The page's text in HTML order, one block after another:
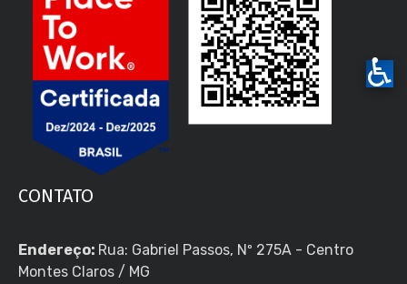
CONTATO
Endereço: Rua: Gabriel Passos, Nº 275A - Centro
Montes Claros / MG
♿